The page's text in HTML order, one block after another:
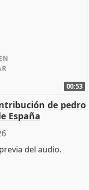
00:53
de pedro
España